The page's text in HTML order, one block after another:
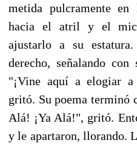
metida pulcramente
hacia el atril y el
ajustarlo a su
derecho, señalando
"¡Vine aquí a elogiar
gritó. Su poema terminó
Alá! ¡Ya Alá!", gritó.
y le apartaron, llorando.